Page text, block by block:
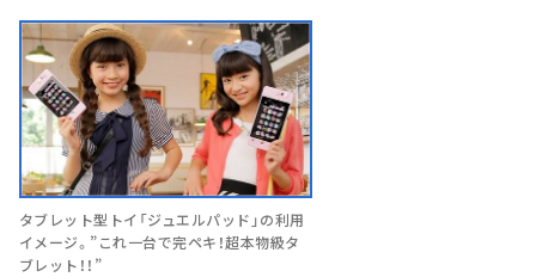
タブレット型トイ「ジュエルパッド」の利用
イメージ。”これ一台で完ペキ！超本物級タ
ブレット！！”